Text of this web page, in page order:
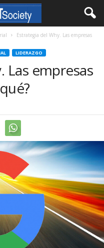
Estrategia del Why. Las empresas
LIDERAZGO
Las empresas